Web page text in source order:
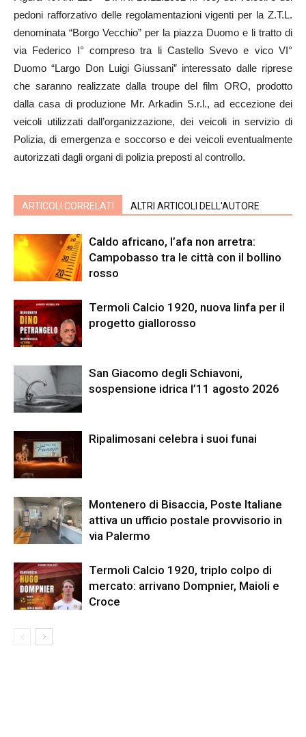
pedoni rafforzativo delle regolamentazioni vigenti per la Z.T.L.
denominata “Borgo Vecchio” per la piazza Duomo e li tratto di
via Federico I° compreso tra li Castello Svevo e vico VI°
Duomo “Largo Don Luigi Giussani” interessato dalle riprese
che saranno realizzate dalla troupe del film ORO, prodotto
dalla casa di produzione Mr. Arkadin S.r.l., ad eccezione dei
veicoli utilizzati dall’organizzazione, dei veicoli in servizio di
Polizia, di emergenza e soccorso e dei veicoli eventualmente
autorizzati dagli organi di polizia preposti al controllo.
ARTICOLI CORRELATI ALTRI ARTICOLI DELL'AUTORE
Caldo africano, l’afa non arretra:
Campobasso tra le città con il bollino
rosso
Termoli Calcio 1920, nuova linfa per il
progetto giallorosso
San Giacomo degli Schiavoni,
sospensione idrica l’11 agosto 2026
Ripalimosani celebra i suoi funai
Montenero di Bisaccia, Poste Italiane
attiva un ufficio postale provvisorio in
via Palermo
Termoli Calcio 1920, triplo colpo di
mercato: arrivano Dompnier, Maioli e
Croce